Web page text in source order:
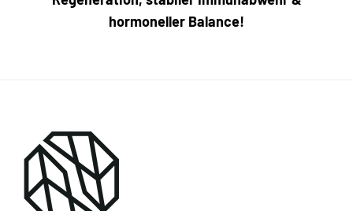
hormoneller Balance!